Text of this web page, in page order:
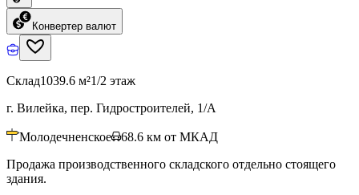
Конвертер валют
Склад1039.6 м²1/2 этаж
г. Вилейка, пер. Гидростроителей, 1/А
Молодечненское 68.6 км от МКАД
Продажа производственного складского отдельно стоящего
здания.